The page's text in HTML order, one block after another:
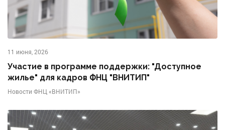
11 июня, 2026
Участие в программе поддержки: "Доступное
жилье" для кадров ФНЦ "ВНИТИП"
Новости ФНЦ «ВНИТИП»